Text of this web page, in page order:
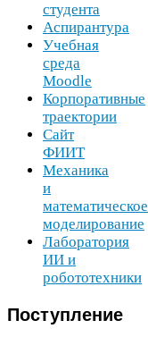
студента
Аспирантура
Учебная
среда
Moodle
Корпоративные
траектории
Сайт
ФИИТ
Механика
и
математическое
моделирование
Лаборатория
ИИ и
робототехники
Поступление